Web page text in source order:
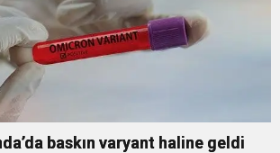
baskın varyant haline geldi